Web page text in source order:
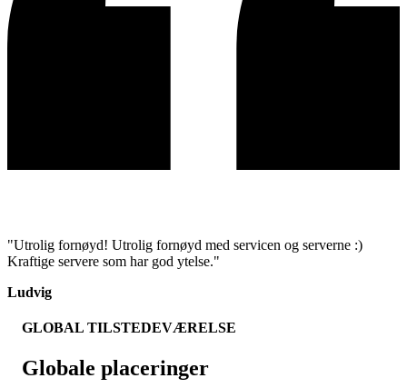
"Utrolig fornøyd! Utrolig fornøyd med servicen og serverne :)
Kraftige servere som har god ytelse."
Ludvig
GLOBAL TILSTEDEVÆRELSE
Globale placeringer